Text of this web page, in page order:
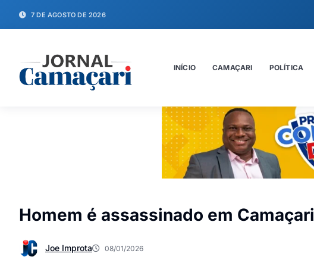
7 DE AGOSTO DE 2026
INÍCIO CAMAÇARI POLÍTICA
Homem é assassinado em Camaçari
Joe Improta 08/01/2026